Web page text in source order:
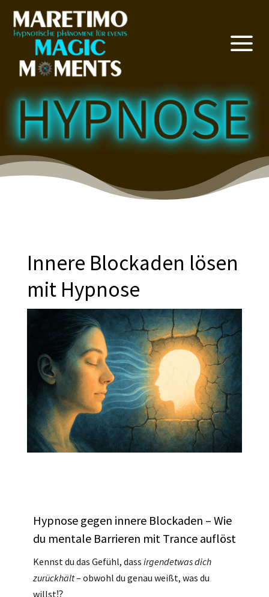
a
Innere Blockaden lösen
mit Hypnose
Hypnose gegen innere Blockaden – Wie
du mentale Barrieren mit Trance auflöst
Kennst du das Gefühl, dass irgendetwas dich
zurückhält– obwohl du genau weißt, was du
willst⁉